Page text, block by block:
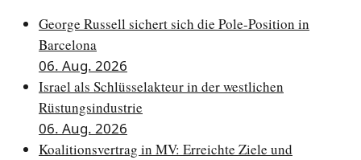
George Russell sichert sich die Pole-Position in
Barcelona
06. Aug. 2026
Israel als Schlüsselakteur in der westlichen
Rüstungsindustrie
06. Aug. 2026
Koalitionsvertrag in MV: Erreichte Ziele und